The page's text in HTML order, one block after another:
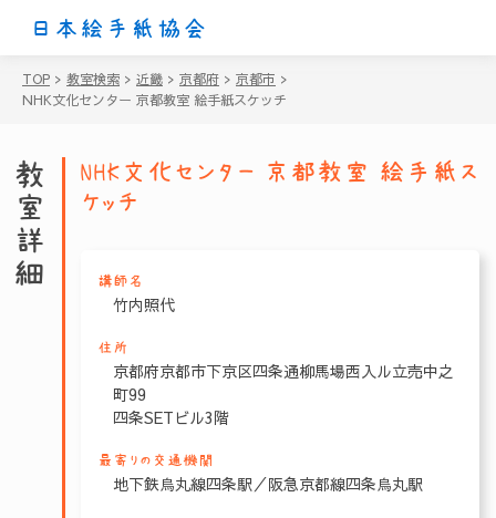
日本絵手紙協会
TOP > 教室検索 > 近畿 > 京都府 > 京都市 >
NHK文化センター 京都教室 絵手紙スケッチ
教室詳細
NHK文化センター 京都教室 絵手紙ス
ケッチ
講師名
竹内照代
住所
京都府京都市下京区四条通柳馬場西入ル立売中之
町99
四条SETビル3階
最寄りの交通機関
地下鉄烏丸線四条駅／阪急京都線四条烏丸駅